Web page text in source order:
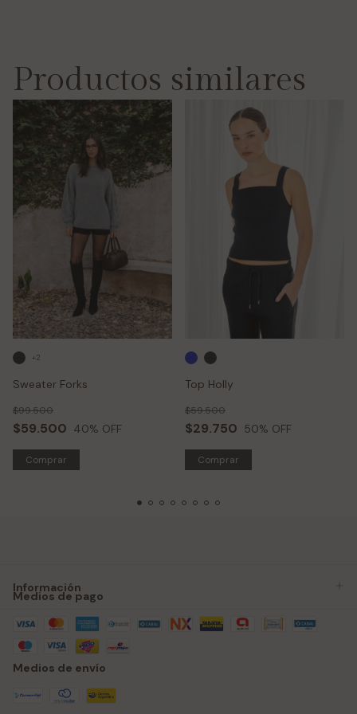
Productos similares
Sweater Forks
$59.500
$99.500
40% OFF
+2
Comprar
Top Holly
$29.750
$59.500
50% OFF
Comprar
Información
Medios de pago
Medios de envío